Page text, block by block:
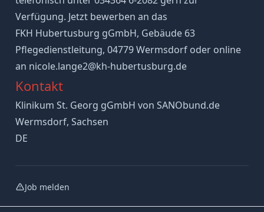
Verfügung. Jetzt bewerben an das
FKH Hubertusburg gGmbH, Gebäude 63
Pflegedienstleitung, 04779 Wermsdorf oder online
an nicole.lange2@kh-hubertusburg.de
Kontakt
Klinikum St. Georg gGmbH von SANObund.de
Wermsdorf, Sachsen
DE
Job melden